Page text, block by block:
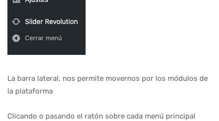
La barra lateral, nos permite movernos por los módulos de
la plataforma
Clicando o pasando el ratón sobre cada menú principal